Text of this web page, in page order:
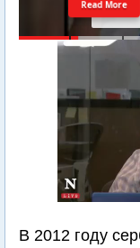
Read More
В 2012 году